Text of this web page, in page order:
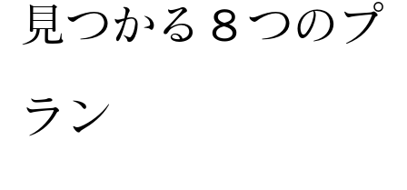
見つかる８つのプ
ラン